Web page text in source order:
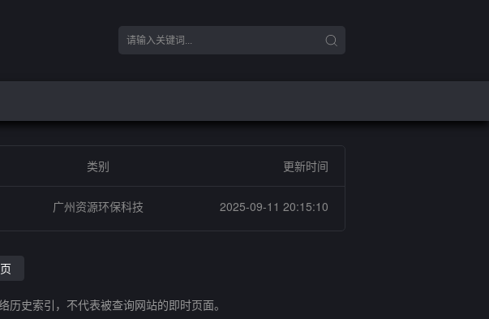
类别 更新时间
广州资源环保科技 2025-09-11 20:15:10
史索引，不代表被查询网站的即时页面。